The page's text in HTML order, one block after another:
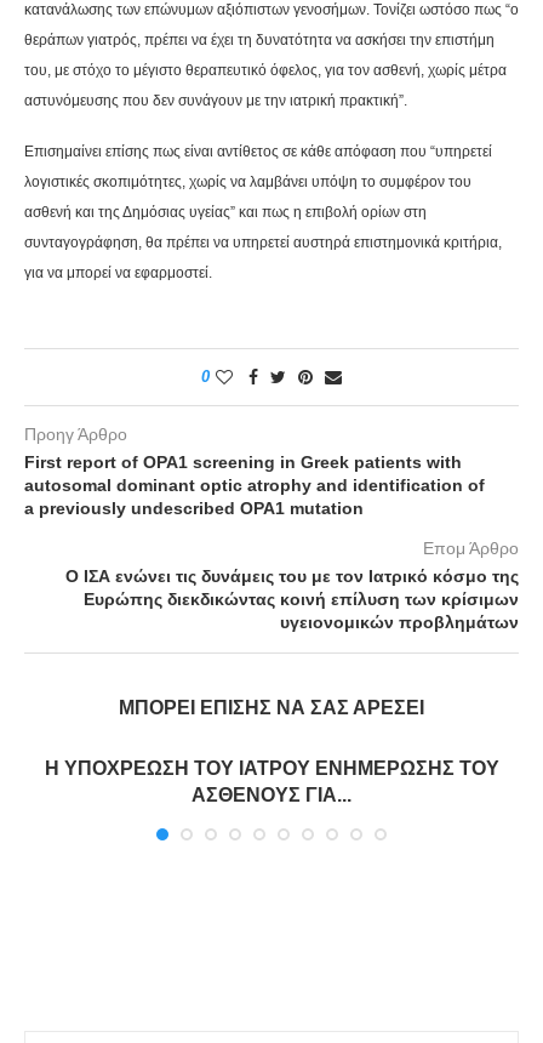
κατανάλωσης των επώνυμων αξιόπιστων γενοσήμων. Τονίζει ωστόσο πως “ο
θεράπων γιατρός, πρέπει να έχει τη δυνατότητα να ασκήσει την επιστήμη
του, με στόχο το μέγιστο θεραπευτικό όφελος, για τον ασθενή, χωρίς μέτρα
αστυνόμευσης που δεν συνάγουν με την ιατρική πρακτική”.
Επισημαίνει επίσης πως είναι αντίθετος σε κάθε απόφαση που “υπηρετεί
λογιστικές σκοπιμότητες, χωρίς να λαμβάνει υπόψη το συμφέρον του
ασθενή και της Δημόσιας υγείας” και πως η επιβολή ορίων στη
συνταγογράφηση, θα πρέπει να υπηρετεί αυστηρά επιστημονικά κριτήρια,
για να μπορεί να εφαρμοστεί.
0
Προηγ Άρθρο
First report of OPA1 screening in Greek patients with
autosomal dominant optic atrophy and identification of
a previously undescribed OPA1 mutation
Επομ Άρθρο
Ο ΙΣΑ ενώνει τις δυνάμεις του με τον Ιατρικό κόσμο της
Ευρώπης διεκδικώντας κοινή επίλυση των κρίσιμων
υγειονομικών προβλημάτων
ΜΠΟΡΕΊ ΕΠΊΣΗΣ ΝΑ ΣΑΣ ΑΡΈΣΕΙ
Η ΥΠΟΧΡΕΩΣΗ ΤΟΥ ΙΑΤΡΟΥ ΕΝΗΜΕΡΩΣΗΣ ΤΟΥ
ΑΣΘΕΝΟΥΣ ΓΙΑ...